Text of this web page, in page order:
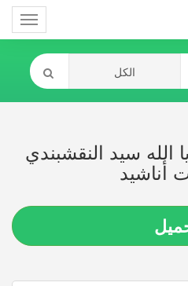
الله سيد النقشبندي
أناشيد